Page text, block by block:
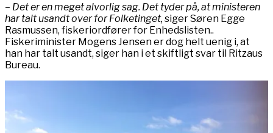
– Det er en meget alvorlig sag. Det tyder på, at ministeren
har talt usandt over for Folketinget,siger Søren Egge
Rasmussen, fiskeriordfører for Enhedslisten..
Fiskeriminister Mogens Jensen er dog helt uenig i, at
han har talt usandt, siger han i et skiftligt svar til Ritzaus
Bureau.